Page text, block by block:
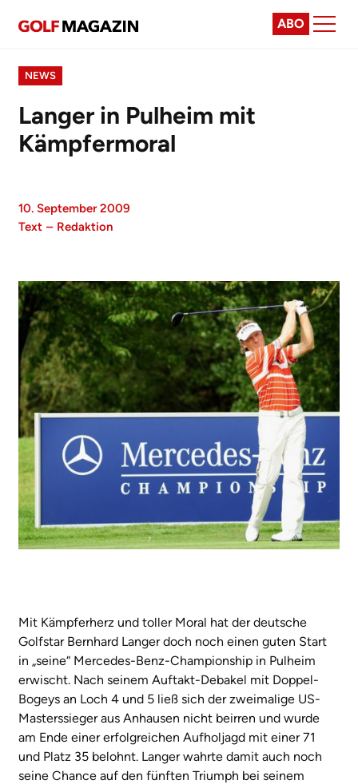
ABO
NEWS
Langer in Pulheim mit
Kämpfermoral
10. September 2009
Text – Redaktion
Mit Kämpferherz und toller Moral hat der deutsche
Golfstar Bernhard Langer doch noch einen guten Start
in „seine“ Mercedes-Benz-Championship in Pulheim
erwischt. Nach seinem Auftakt-Debakel mit Doppel-
Bogeys an Loch 4 und 5 ließ sich der zweimalige US-
Masterssieger aus Anhausen nicht beirren und wurde
am Ende einer erfolgreichen Aufholjagd mit einer 71
und Platz 35 belohnt. Langer wahrte damit auch noch
seine Chance auf den fünften Triumph bei seinem